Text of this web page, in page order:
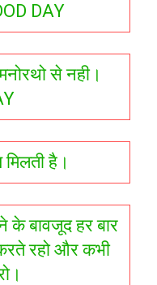
DAY
से नही।
है।
के बावजूद हर बार
रहो और कभी